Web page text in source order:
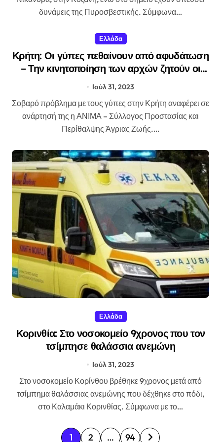
δυνάμεις της Πυροσβεστικής. Σύμφωνα…
Ελλάδα
Κρήτη: Οι γύπες πεθαίνουν από αφυδάτωση
– Την κινητοποίηση των αρχών ζητούν οι
περιβαλλοντικές οργανώσεις
Ιούλ 31, 2023
Σοβαρό πρόβλημα με τους γύπες στην Κρήτη αναφέρει σε
ανάρτησή της η ΑΝΙΜΑ – Σύλλογος Προστασίας και
Περίθαλψης Άγριας Ζωής.…
Ελλάδα
Κορινθία: Στο νοσοκομείο 9χρονος που τον
τσίμπησε θαλάσσια ανεμώνη
Ιούλ 31, 2023
Στο νοσοκομείο Κορίνθου βρέθηκε 9χρονος μετά από
τσίμπημα θαλάσσιας ανεμώνης που δέχθηκε στο πόδι,
στο Καλαμάκι Κορινθίας. Σύμφωνα με το…
Σ 1 2 … 94